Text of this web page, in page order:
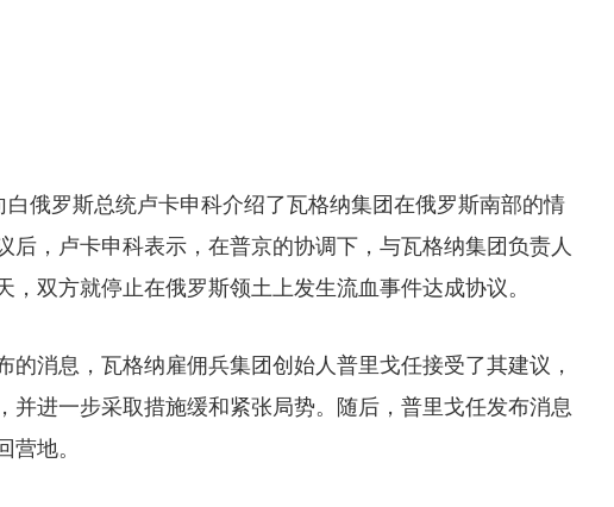
俄罗斯总统卢卡申科介绍了瓦格纳集团在俄罗斯南部的情
后，卢卡申科表示，在普京的协调下，与瓦格纳集团负责人
双方就停止在俄罗斯领土上发生流血事件达成协议。
消息，瓦格纳雇佣兵集团创始人普里戈任接受了其建议，
并进一步采取措施缓和紧张局势。随后，普里戈任发布消息
地。